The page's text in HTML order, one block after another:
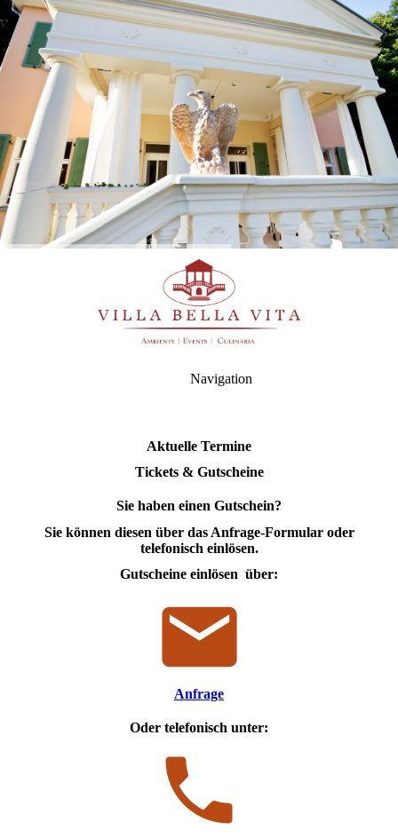
Navigation
Aktuelle Termine
Tickets & Gutscheine
Sie haben einen Gutschein?
Sie können diesen über das Anfrage-Formular oder
telefonisch einlösen.
Gutscheine einlösen über:
Anfrage
Oder telefonisch unter: